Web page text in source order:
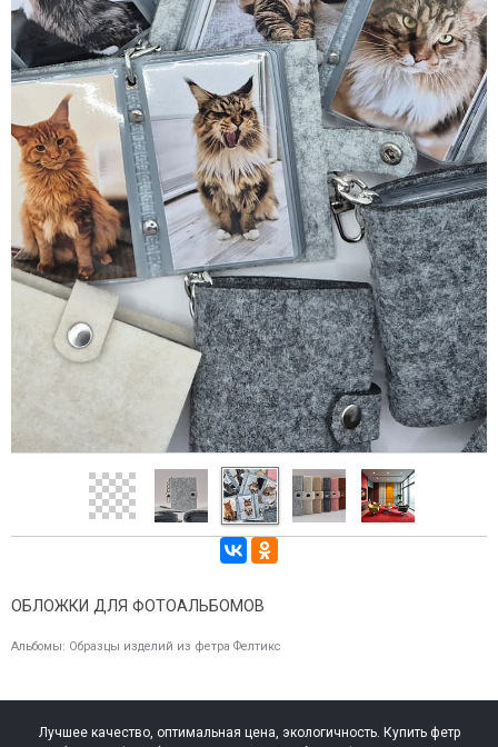
ОБЛОЖКИ ДЛЯ ФОТОАЛЬБОМОВ
Альбомы: Образцы изделий из фетра Фелтикс
Лучшее качество, оптимальная цена, экологичность. Купить фетр